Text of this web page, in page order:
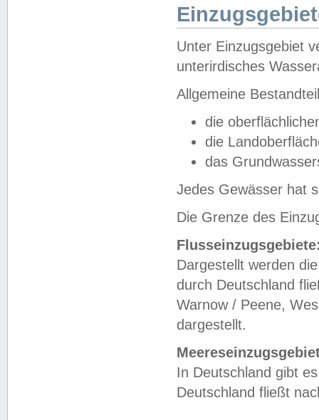
Unter Einzugsgebiet
unterirdisches
Allgemeine
die
die
das
Jedes Gewässer hat
Die Grenze des
Dargestellt werden
durch Deutschland
Warnow / Peene,
dargestellt.
In Deutschland gibt
Deutschland fließt